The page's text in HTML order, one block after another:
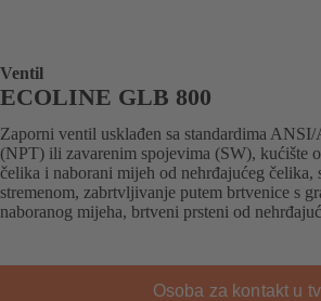
Ventil
ECOLINE GLB 800
Zaporni ventil usklađen sa standardima
(NPT) ili zavarenim spojevima (SW), kućište
čelika i naborani mijeh od nehrđajućeg čelika,
stremenom, zabrtvljivanje putem brtvenice s
naboranog mijeha, brtveni prsteni od
Osoba za kontakt u